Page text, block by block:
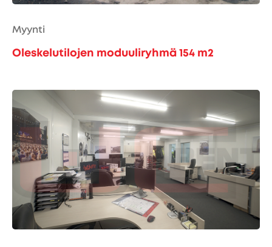
Myynti
Oleskelutilojen moduuliryhmä 154 m2